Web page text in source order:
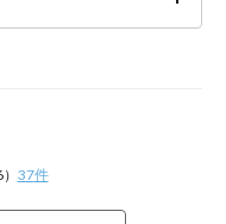
） 37件